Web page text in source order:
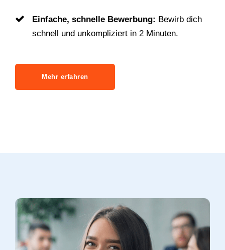
Einfache, schnelle Bewerbung: Bewirb dich
schnell und unkompliziert in 2 Minuten.
Mehr erfahren